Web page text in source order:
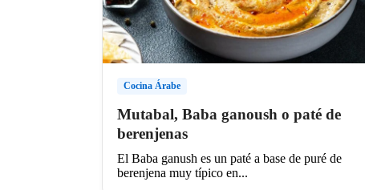
Cocina Árabe
Mutabal, Baba ganoush o paté de
berenjenas
El Baba ganush es un paté a base de puré de
berenjena muy típico en...